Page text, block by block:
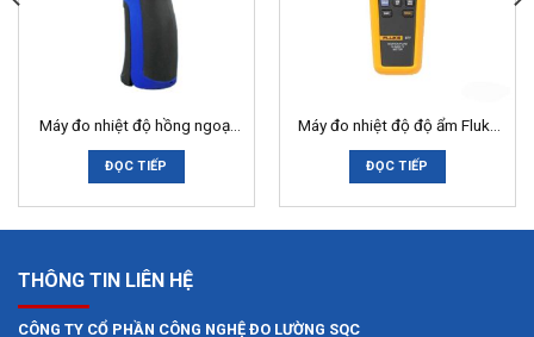
Thông số kỹ thuật
Điện áp định mức
Tần số
Công suất đầu vào
Tốc độ không tải 10.000-20.000 vòng/phút
Máy đo nhiệt độ hồng ngoại
ĐỌC TIẾP
Máy đo nhiệt độ độ ẩm Fluke
ĐỌC TIẾP
THÔNG TIN LIÊN HỆ
CÔNG TY CỔ PHẦN CÔNG NGHỆ ĐO LƯỜNG SQC